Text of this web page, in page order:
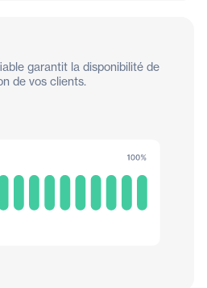
garantit la disponibilité de
de vos clients.